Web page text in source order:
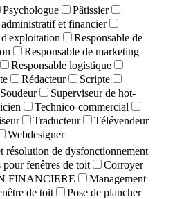
Psychologue
Pâtissier
et financier
Responsable de
Responsable de marketing
Responsable logistique
Rédacteur
Scripte
Soudeur
Superviseur de hot-
Technico-commercial
Traducteur
Télévendeur
Webdesigner
résolution de dysfonctionnement
pour fenêtres de toit
Corroyer
FINANCIERE
Management
de toit
Pose de plancher